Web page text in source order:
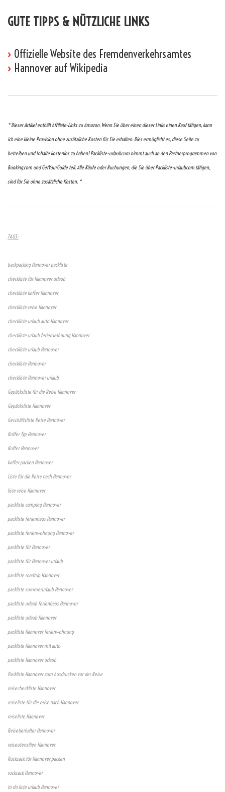
GUTE TIPPS & NÜTZLICHE LINKS
› Offizielle Website des Fremdenverkehrsamtes
› Hannover auf Wikipedia
* Dieser Artikel enthält Affiliate-Links zu Amazon. Wenn Sie über einen dieser Links einen Kauf tätigen, kann
ich eine kleine Provision ohne zusätzliche Kosten für Sie erhalten. Dies ermöglicht es, diese Seite zu
betreiben und Inhalte kostenlos zu haben! Packliste-urlaub.com nimmt auch an den Partnerprogrammen von
Booking.com und GetYourGuide teil. Alle Käufe oder Buchungen, die Sie über Packliste-urlaub.com tätigen,
sind für Sie ohne zusätzliche Kosten. *
TAGS:
backpacking Hannover packliste
checkliste für Hannover urlaub
checkliste koffer Hannover
checkliste reise Hannover
checkliste urlaub auto Hannover
checkliste urlaub ferienwohnung Hannover
checkliste urlaub Hannover
checkliste Hannover
checkliste Hannover urlaub
Gepäcksliste für die Reise Hannover
Gepäcksliste Hannover
Geschäftsliste Reise Hannover
Koffer Typ Hannover
Koffer Hannover
koffer packen Hannover
Liste für die Reise nach Hannover
liste reise Hannover
packliste camping Hannover
packliste ferienhaus Hannover
packliste ferienwohnung Hannover
packliste für Hannover
packliste für Hannover urlaub
packliste roadtrip Hannover
packliste sommerurlaub Hannover
packliste urlaub ferienhaus Hannover
packliste urlaub Hannover
packliste Hannover ferienwohnung
packliste Hannover mit auto
packliste Hannover urlaub
Packliste Hannover zum Ausdrucken vor der Reise
reisecheckliste Hannover
reiseliste für die reise nach Hannover
reiseliste Hannover
Reisetierhalter Hannover
reiseutensilien Hannover
Rucksack für Hannover packen
rucksack Hannover
to do liste urlaub Hannover